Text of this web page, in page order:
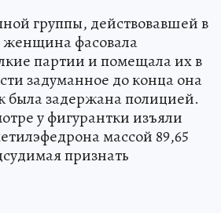
группы, действовавшей в
женщина фасовала
партии и помещала их в
задуманное до конца она
была задержана полицией.
у фигурантки изъяли
массой 89,65
признать